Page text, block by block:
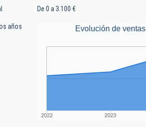
De 0 a 3.100 €
años Evolución de ventas
2022 2023